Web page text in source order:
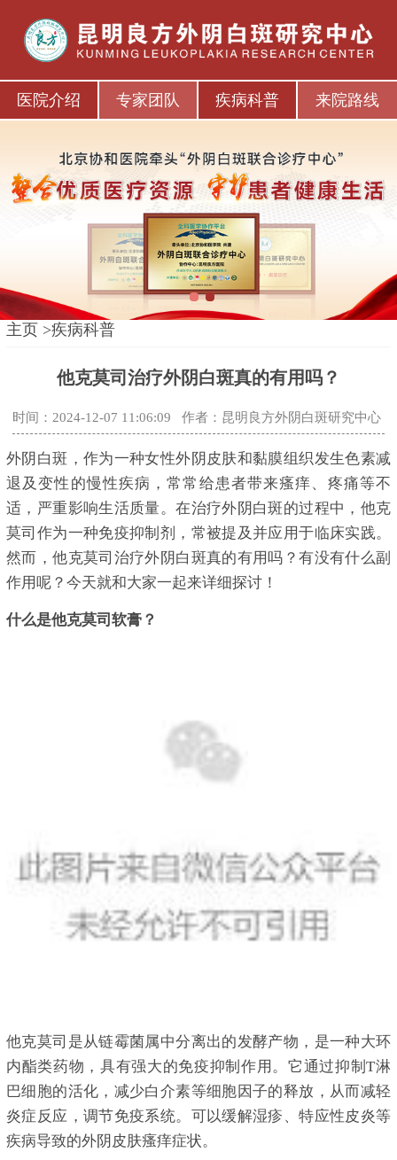
医院介绍 专家团队 疾病科普 来院路线
主页 >疾病科普
他克莫司治疗外阴白斑真的有用吗？
时间：2024-12-07 11:06:09 作者：昆明良方外阴白斑研究中心
外阴白斑，作为一种女性外阴皮肤和黏膜组织发生色素减
退及变性的慢性疾病，常常给患者带来瘙痒、疼痛等不
适，严重影响生活质量。在治疗外阴白斑的过程中，他克
莫司作为一种免疫抑制剂，常被提及并应用于临床实践。
然而，他克莫司治疗外阴白斑真的有用吗？有没有什么副
作用呢？今天就和大家一起来详细探讨！
什么是他克莫司软膏？
他克莫司是从链霉菌属中分离出的发酵产物，是一种大环
内酯类药物，具有强大的免疫抑制作用。它通过抑制T淋
巴细胞的活化，减少白介素等细胞因子的释放，从而减轻
炎症反应，调节免疫系统。可以缓解湿疹、特应性皮炎等
疾病导致的外阴皮肤瘙痒症状。